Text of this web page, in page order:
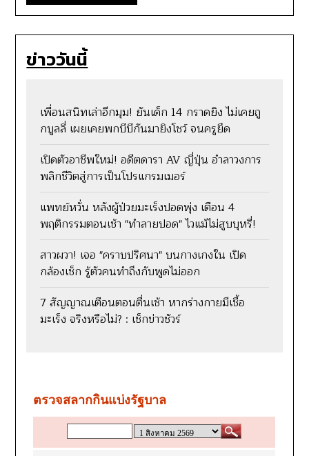
ข่าววันนี้
เพื่อนสนิทเล่าอีกมุม! ยันเด็ก 14 กราดยิง ไม่เคยถู
กบูลลี่ เผยเคยพกบีบีกันมายิงโชว์ จนครูยึด
เปิดตัวอาชีพใหม่! อดีตดารา AV ญี่ปุ่น อำลาวงการ
พลิกชีวิตสู่การเป็นโปรแกรมเมอร์
แพทย์หวั่น หลังผู้ป่วยมะเร็งปอดพุ่ง เตือน 4
พฤติกรรมตอนเช้า "ทำลายปอด" ไวแม้ไม่สูบบุหรี่!
สาวผวา! เจอ "คราบปริศนา" บนกางเกงใน เปิด
กล้องเช็ก รู้ตัวคนทำถึงกับพูดไม่ออก
7 สัญญาณเตือนตอนตื่นเช้า หากร่างกายมีเชื้อ
มะเร็ง จริงหรือไม่? : เช็กข่าวชัวร์